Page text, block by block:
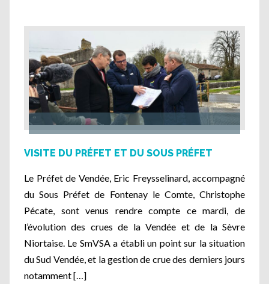
VISITE DU PRÉFET ET DU SOUS PRÉFET
Le Préfet de Vendée, Eric Freysselinard, accompagné
du Sous Préfet de Fontenay le Comte, Christophe
Pécate, sont venus rendre compte ce mardi, de
l’évolution des crues de la Vendée et de la Sèvre
Niortaise. Le SmVSA a établi un point sur la situation
du Sud Vendée, et la gestion de crue des derniers jours
notamment […]